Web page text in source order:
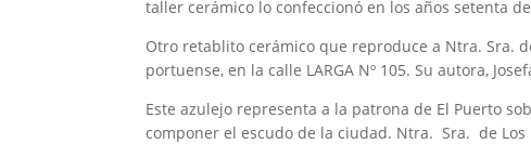
taller cerámico lo confeccionó en los años setenta
Otro retablito cerámico que reproduce a Ntra. Sra.
portuense, en la calle LARGA Nº 105. Su autora,
Este azulejo representa a la patrona de El Puerto
componer el escudo de la ciudad. Ntra. Sra. de